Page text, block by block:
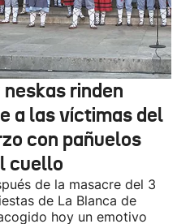
rinden
a las víctimas del
con pañuelos
cuello
de la masacre del 3
de La Blanca de
hoy un emotivo